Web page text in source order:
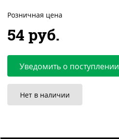
Розничная цена
54 руб.
Уведомить о поступлении
Нет в наличии